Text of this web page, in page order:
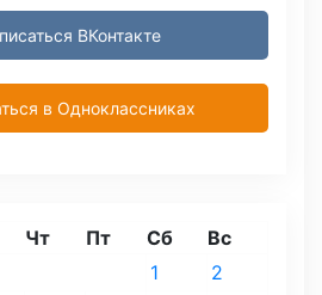
ВКонтакте
в Одноклассниках
Чт Пт Сб Вс
1
2